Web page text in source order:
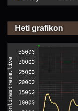
Heti grafikon